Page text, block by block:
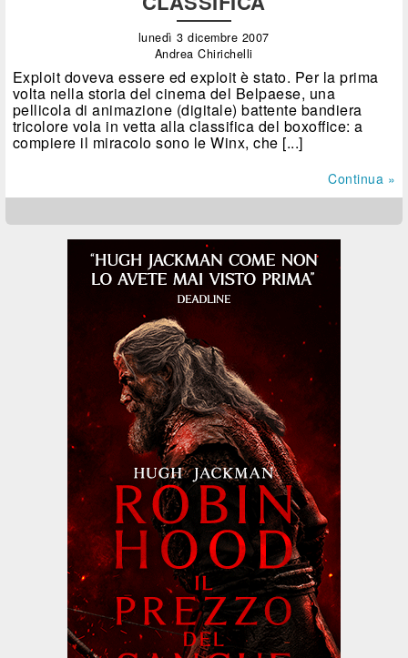
lunedì 3 dicembre 2007
Andrea Chirichelli
Exploit doveva essere ed exploit è stato. Per la prima
volta nella storia del cinema del Belpaese, una
pellicola di animazione (digitale) battente bandiera
tricolore vola in vetta alla classifica del boxoffice: a
compiere il miracolo sono le Winx, che [...]
Continua »